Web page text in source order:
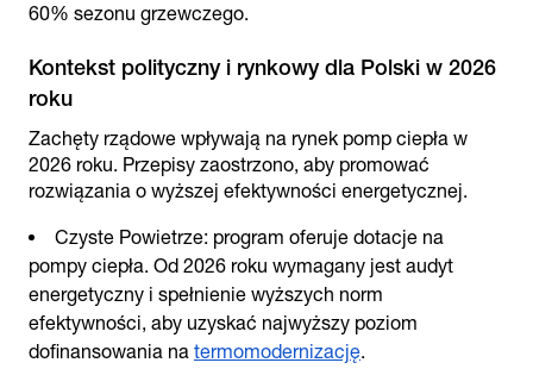
60% sezonu grzewczego.
Kontekst polityczny i rynkowy dla Polski w 2026
roku
Zachęty rządowe wpływają na rynek pomp ciepła w
2026 roku. Przepisy zaostrzono, aby promować
rozwiązania o wyższej efektywności energetycznej.
Czyste Powietrze: program oferuje dotacje na
pompy ciepła. Od 2026 roku wymagany jest audyt
energetyczny i spełnienie wyższych norm
efektywności, aby uzyskać najwyższy poziom
dofinansowania na termomodernizację.